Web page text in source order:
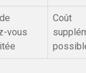
vous
Coût